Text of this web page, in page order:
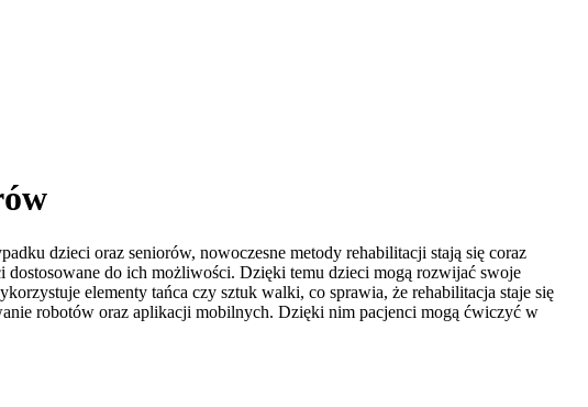
dzieci oraz seniorów, nowoczesne metody rehabilitacji stają się coraz
do ich możliwości. Dzięki temu dzieci mogą rozwijać swoje
elementy tańca czy sztuk walki, co sprawia, że rehabilitacja staje się
robotów oraz aplikacji mobilnych. Dzięki nim pacjenci mogą ćwiczyć w